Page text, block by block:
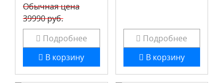
Обычная цена
39990 руб.
Подробнее
В корзину
Подробнее
В корзину